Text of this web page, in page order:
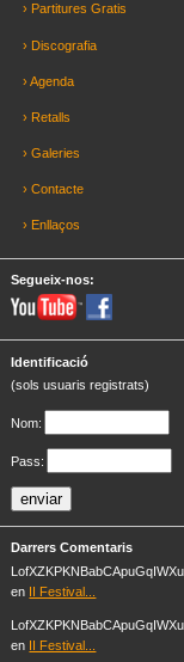
› Partitures Gratis
› Discografia
› Agenda
› Retalls
› Galeries
› Contacte
› Enllaços
Segueix-nos:
Identificació
(sols usuaris registrats)
Nom:
Pass:
Darrers Comentaris
en II Festival...
en II Festival...